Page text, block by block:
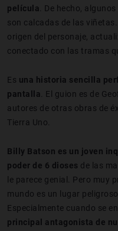
película . De hecho,
son calcadas de las
origen del personaje,
conectado con las tramas
Es una historia sencilla
pantalla . El guion es de
autores de otras obras de
Tierra Uno.
Billy Batson es un joven
poder de 6 dioses de las
le parece genial. Pero muy
mundo es un lugar
Especialmente cuando se
principal antagonista de